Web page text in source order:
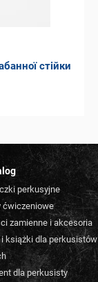
стійки
perkusyjne
ćwiczeniowe
zamienne i akcesoria
i książki dla perkusistów
dla perkusisty